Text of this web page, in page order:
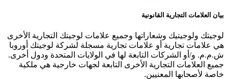
بيان العلامات التجارية القانونية
لوجيتك ولوجيتيك وشعاراتها وجميع علامات لوجيتك التجارية الأخرى
هي علامات تجارية أو علامات تجارية مسجلة لشركة لوجيتك أوروبا
ش.م.م. و/أو الشركات التابعة لها في الولايات المتحدة ودول أخرى.
جميع العلامات التجارية الأخرى التابعة لجهات خارجية هي ملكية
خاصة لأصحابها المعنيين.